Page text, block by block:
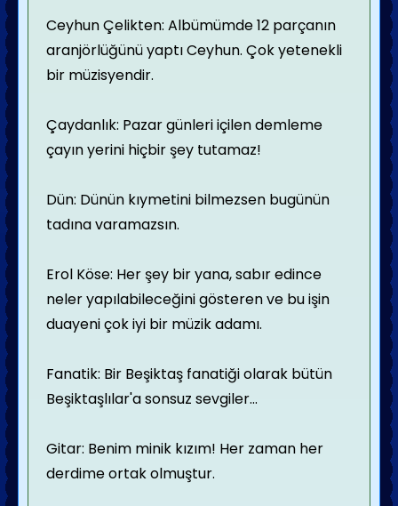
Ceyhun Çelikten: Albümümde 12 parçanın
aranjörlüğünü yaptı Ceyhun. Çok yetenekli
bir müzisyendir.
Çaydanlık: Pazar günleri içilen demleme
çayın yerini hiçbir şey tutamaz!
Dün: Dünün kıymetini bilmezsen bugünün
tadına varamazsın.
Erol Köse: Her şey bir yana, sabır edince
neler yapılabileceğini gösteren ve bu işin
duayeni çok iyi bir müzik adamı.
Fanatik: Bir Beşiktaş fanatiği olarak bütün
Beşiktaşlılar'a sonsuz sevgiler...
Gitar: Benim minik kızım! Her zaman her
derdime ortak olmuştur.